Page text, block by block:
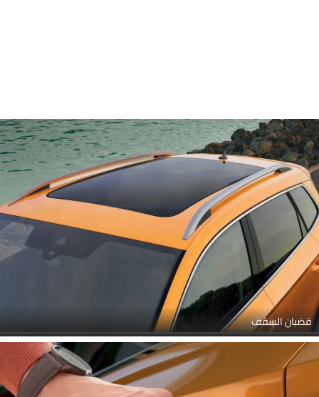
قضبان السقف